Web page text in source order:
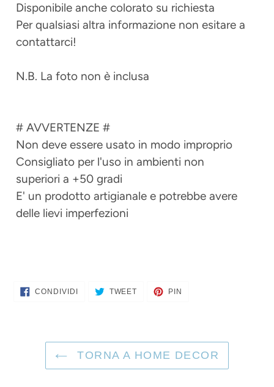
Disponibile anche colorato su richiesta
Per qualsiasi altra informazione non esitare a
contattarci!
N.B. La foto non è inclusa
# AVVERTENZE #
Non deve essere usato in modo improprio
Consigliato per l'uso in ambienti non
superiori a +50 gradi
E' un prodotto artigianale e potrebbe avere
delle lievi imperfezioni
CONDIVIDI CONDIVIDITWEET TWITTA
PIN
TORNA A HOME DECOR